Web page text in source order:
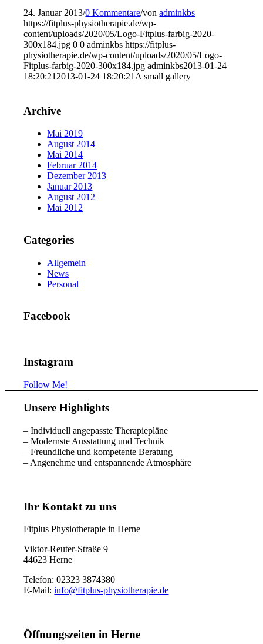
24. Januar 2013/0 Kommentare/vonadminkbs
https://fitplus-physiotherapie.de/wp-
content/uploads/2020/05/Logo-Fitplus-farbig-2020-
300x184.jpg 0 0 adminkbs https://fitplus-
physiotherapie.de/wp-content/uploads/2020/05/Logo-
Fitplus-farbig-2020-300x184.jpg adminkbs2013-01-24
18:20:21 2013-01-24 18:20:21 A small gallery
Archive
Mai 2019
August 2014
Mai 2014
Februar 2014
Dezember 2013
Januar 2013
August 2012
Mai 2012
Categories
Allgemein
News
Personal
Facebook
Instagram
Follow Me!
Unsere Highlights
– Individuell angepasste Therapiepläne
– Modernste Ausstattung und Technik
– Freundliche und kompetente Beratung
– Angenehme und entspannende Atmosphäre
Ihr Kontakt zu uns
Fitplus Physiotherapie in Herne
Viktor-Reuter-Straße 9
44623 Herne
Telefon: 02323 3874380
E-Mail:info@fitplus-physiotherapie.de
Öffnungszeiten in Herne